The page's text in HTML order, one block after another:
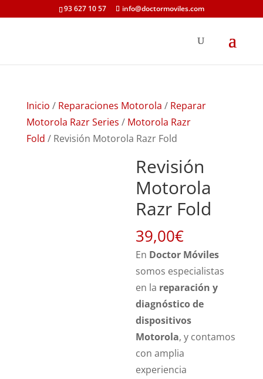
93 627 10 57 info@doctormoviles.com
Inicio / Reparaciones Motorola / Reparar
Motorola Razr Series / Motorola Razr
Fold / Revisión Motorola Razr Fold
Revisión
Motorola
Razr Fold
39,00€
En Doctor Móviles
somos especialistas
en la reparación y
diagnóstico de
dispositivos
Motorola, y contamos
con amplia
experiencia